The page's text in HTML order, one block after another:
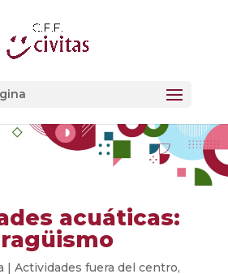
acuáticas:
|Actividades fuera del centro,